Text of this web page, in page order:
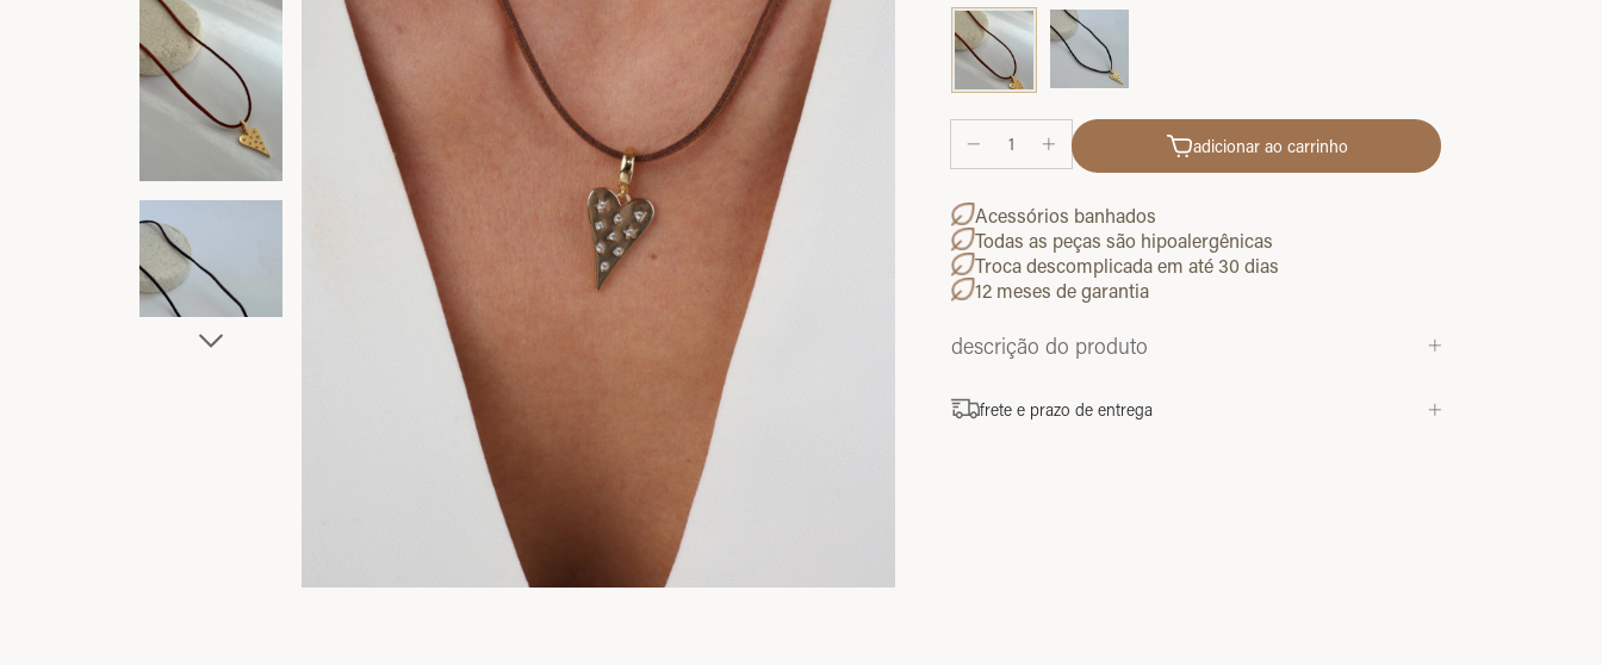
adicionar ao carrinho
Acessórios banhados
Todas as peças são hipoalergênicas
Troca descomplicada em até 30 dias
12 meses de garantia
descrição do produto
frete e prazo de entrega